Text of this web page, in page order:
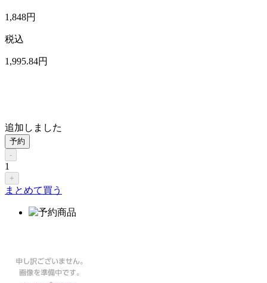
1,848円
税込
1,995.84円
追加しました
予約
-
1
+
まとめて買う